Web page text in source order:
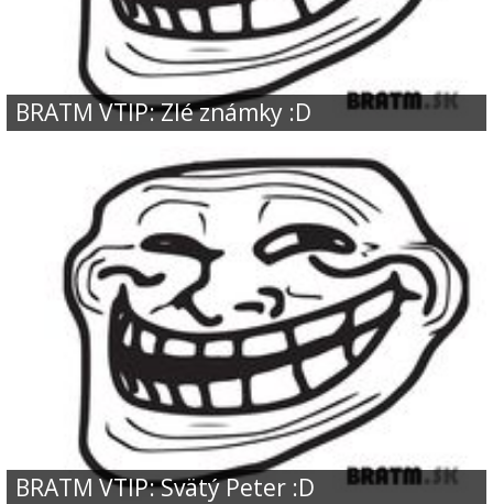
BRATM VTIP: Zlé známky :D
BRATM VTIP: Svätý Peter :D